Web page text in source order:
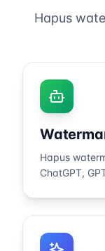
Hapus
Hapus
ChatGPT,